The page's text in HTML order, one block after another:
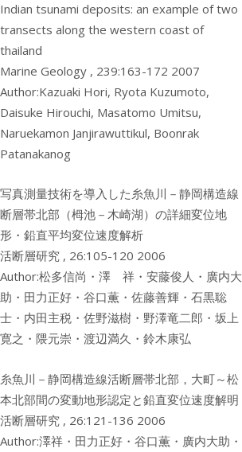
Indian tsunami deposits: an example of two
transects along the western coast of
thailand
Marine Geology , 239:163-172 2007
Author:Kazuaki Hori, Ryota Kuzumoto,
Daisuke Hirouchi, Masatomo Umitsu,
Naruekamon Janjirawuttikul, Boonrak
Patanakanog
写真測量技術を導入した糸魚川－静岡構造線
断層帯北部（栂池－木崎湖）の詳細変位地
形・鉛直平均変位速度解析
活断層研究 , 26:105-120 2006
Author:松多信尚・澤 祥・安藤俊人・廣内大
助・田力正好・谷口薫・佐藤善輝・石黒聡
士・内田主税・佐野滋樹・野澤竜二郎・坂上
寛之・隈元崇・渡辺満久・鈴木康弘
糸魚川－静岡構造線活断層帯北部，大町～松
本北部間の変動地形認定と鉛直変位速度解明
活断層研究 , 26:121-136 2006
Author:澤祥・田力正好・谷口薫・廣内大助・